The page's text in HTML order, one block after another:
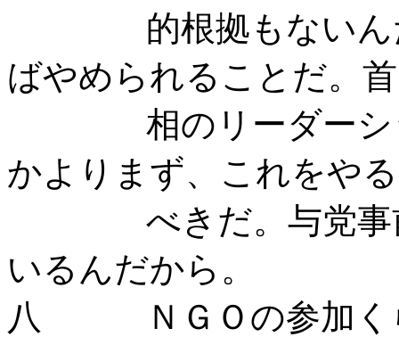
的根拠もないんだ
ばやめられることだ。首
相のリーダーシッ
かよりまず、これをやる
べきだ。与党事前
いるんだから。
八 ＮＧＯの参加くら